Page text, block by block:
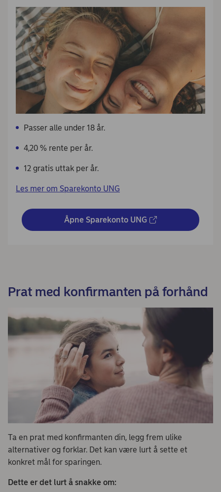
Passer alle under 18 år.
4,20 % rente per år.
12 gratis uttak per år.
Les mer om Sparekonto UNG
Åpne Sparekonto UNG
Prat med konfirmanten på forhånd
Ta en prat med konfirmanten din, legg frem ulike
alternativer og forklar. Det kan være lurt å sette et
konkret mål for sparingen.
Dette er det lurt å snakke om: